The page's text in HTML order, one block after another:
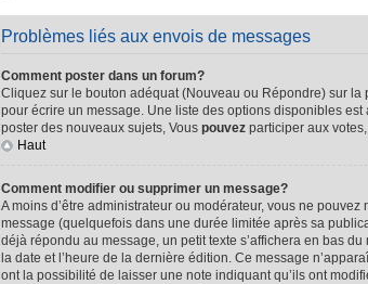
Problèmes liés aux envois de messages
Comment poster dans un forum?
Cliquez sur le bouton adéquat (Nouveau ou Répondre) sur la
pour écrire un message. Une liste des options disponibles
poster des nouveaux sujets, Vous pouvez participer aux
Haut
Comment modifier ou supprimer un message?
A moins d’être administrateur ou modérateur, vous ne
message (quelquefois dans une durée limitée après sa
déjà répondu au message, un petit texte s’affichera en bas
la date et l’heure de la dernière édition. Ce message
ont la possibilité de laisser une note indiquant qu’ils ont